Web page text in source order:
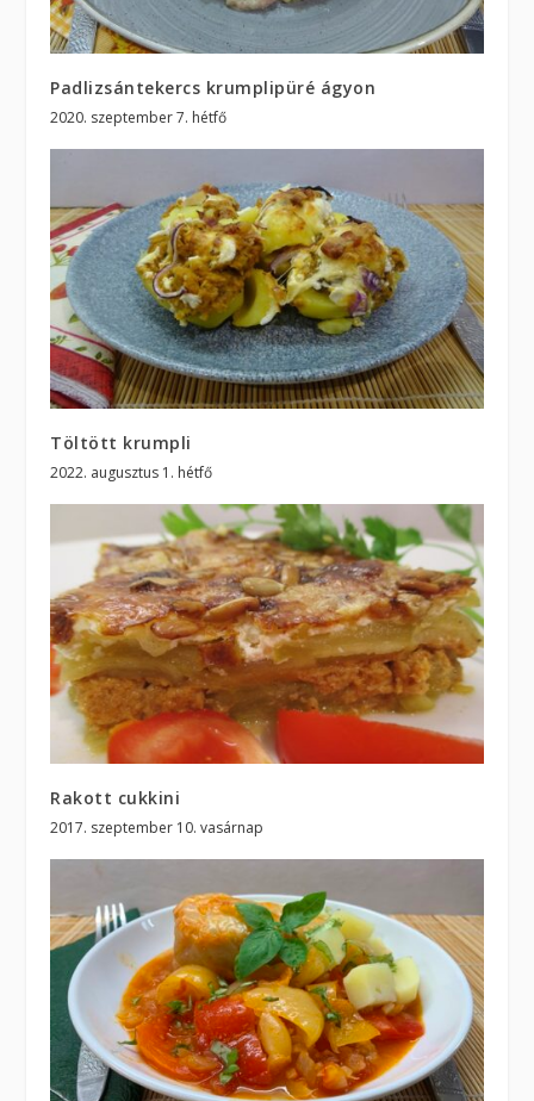
Padlizsántekercs krumplipüré ágyon
2020. szeptember 7. hétfő
Töltött krumpli
2022. augusztus 1. hétfő
Rakott cukkini
2017. szeptember 10. vasárnap